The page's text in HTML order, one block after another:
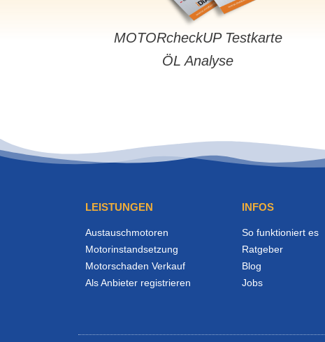
MOTORcheckUP Testkarte
ÖL Analyse
LEISTUNGEN
Austauschmotoren
Motorinstandsetzung
Motorschaden Verkauf
Als Anbieter registrieren
INFOS
So funktioniert es
Ratgeber
Blog
Jobs